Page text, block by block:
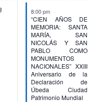
8:00 pm
“CIEN AÑOS DE
MEMORIA: SANTA
MARÍA, SAN
NICOLÁS Y SAN
PABLO COMO
MONUMENTOS
NACIONALES” XXIII
Aniversario de la
Declaración de
Úbeda Ciudad
Patrimonio Mundial